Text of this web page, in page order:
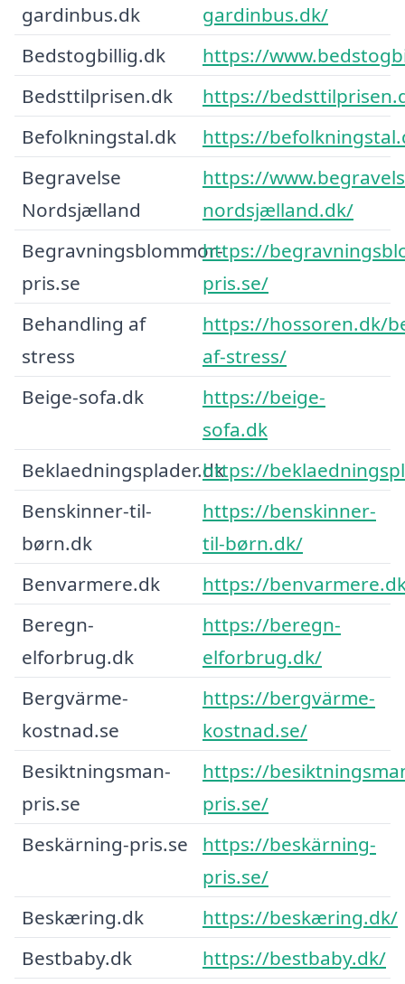
gardinbus.dk
gardinbus.dk/
Bedstogbillig.dk
https://
Bedsttilprisen.dk
https://
Befolkningstal.dk
https://
Begravelse
Nordsjælland
https://
nordsjælland.dk/
Begravningsblommor-
pris.se
https://
pris.se/
Behandling af
stress
https://hossoren.dk/
af-stress/
Beige-sofa.dk
https://beige-
sofa.dk
Beklaedningsplader.dkhttps://
Benskinner-til-
børn.dk
https://benskinner-
til-børn.dk/
Benvarmere.dk
https://
Beregn-
elforbrug.dk
https://beregn-
elforbrug.dk/
Bergvärme-
kostnad.se
https://bergvärme-
kostnad.se/
Besiktningsman-
pris.se
https://
pris.se/
Beskärning-pris.se
https://beskärning-
pris.se/
Beskæring.dk
https://beskæring.dk/
Bestbaby.dk
https://bestbaby.dk/